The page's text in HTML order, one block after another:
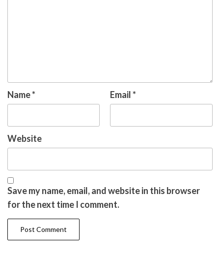
Name* Email*
Website
Save my name, email, and website in this browser
for the next time I comment.